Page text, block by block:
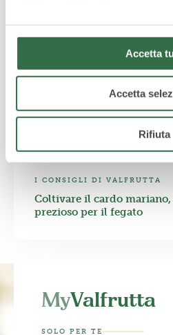
Accetta
Accetta
Rifiuta
I CONSIGLI DI VALFRUTTA
Coltivare il cardo
prezioso per il fegato
MyValfrutta
SOLO PER TE